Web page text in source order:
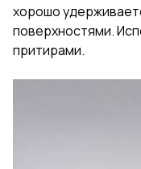
хорошо
поверхностями.
притирами.